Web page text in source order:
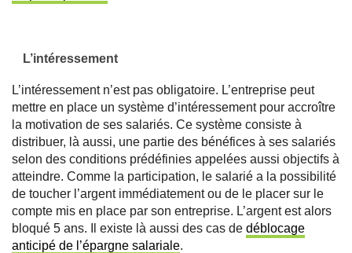
L’intéressement
L’intéressement n’est pas obligatoire. L’entreprise peut
mettre en place un système d’intéressement pour accroître
la motivation de ses salariés. Ce système consiste à
distribuer, là aussi, une partie des bénéfices à ses salariés
selon des conditions prédéfinies appelées aussi objectifs à
atteindre. Comme la participation, le salarié a la possibilité
de toucher l’argent immédiatement ou de le placer sur le
compte mis en place par son entreprise. L’argent est alors
bloqué 5 ans. Il existe là aussi des cas de déblocage
anticipé de l’épargne salariale.